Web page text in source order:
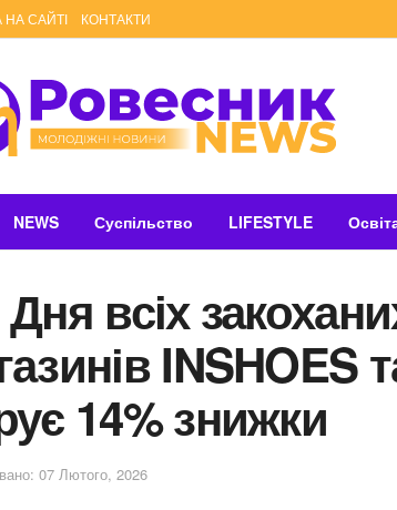
САЙТІ КОНТАКТИ
NEWS Суспільство LIFESTYLE
всіх
14% знижки
07 Лютого, 2026